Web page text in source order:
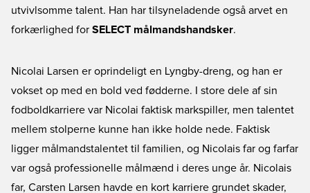
utvivlsomme talent. Han har tilsyneladende også arvet en
forkærlighed for SELECT målmandshandsker.
Nicolai Larsen er oprindeligt en Lyngby-dreng, og han er
vokset op med en bold ved fødderne. I store dele af sin
fodboldkarriere var Nicolai faktisk markspiller, men talentet
mellem stolperne kunne han ikke holde nede. Faktisk
ligger målmandstalentet til familien, og Nicolais far og farfar
var også professionelle målmænd i deres unge år. Nicolais
far, Carsten Larsen havde en kort karriere grundet skader,